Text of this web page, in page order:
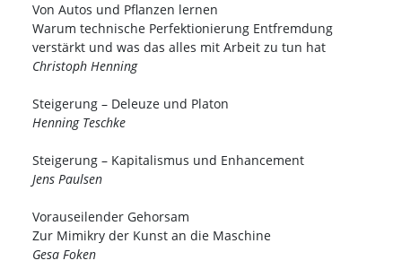
Von Autos und Pflanzen lernen
Warum technische Perfektionierung Entfremdung
verstärkt und was das alles mit Arbeit zu tun hat
Christoph Henning
Steigerung – Deleuze und Platon
Henning Teschke
Steigerung – Kapitalismus und Enhancement
Jens Paulsen
Vorauseilender Gehorsam
Zur Mimikry der Kunst an die Maschine
Gesa Foken